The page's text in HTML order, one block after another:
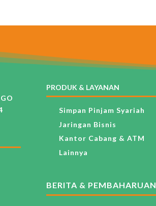
PRODUK & LAYANAN
Simpan Pinjam Syariah
Jaringan Bisnis
Kantor Cabang & ATM
Lainnya
BERITA & PEMBAHARUAN